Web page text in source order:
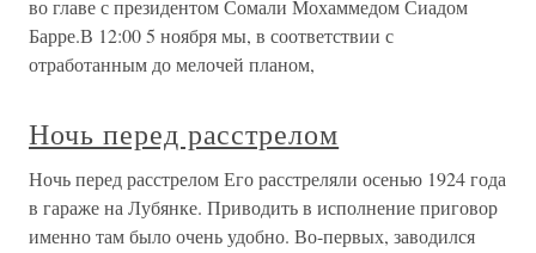
во главе с президентом Сомали Мохаммедом Сиадом
Барре.В 12:00 5 ноября мы, в соответствии с
отработанным до мелочей планом,
Ночь перед расстрелом
Ночь перед расстрелом Его расстреляли осенью 1924 года
в гараже на Лубянке. Приводить в исполнение приговор
именно там было очень удобно. Во-первых, заводился